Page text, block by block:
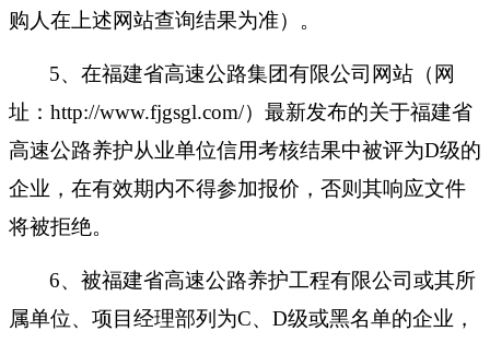
购人在上述网站查询结果为准）。
5、在福建省高速公路集团有限公司网站（网
址： http://www.fjgsgl.com/）最新发布的关于福建省
高速公路养护从业单位信用考核结果中被评为D级的
企业，在有效期内不得参加报价，否则其响应文件
将被拒绝。
6、被福建省高速公路养护工程有限公司或其所
属单位、项目经理部列为C、D级或黑名单的企业，